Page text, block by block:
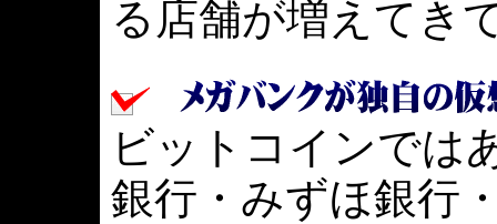
る店舗が増えてき
ビットコインでは
銀行・みずほ銀行